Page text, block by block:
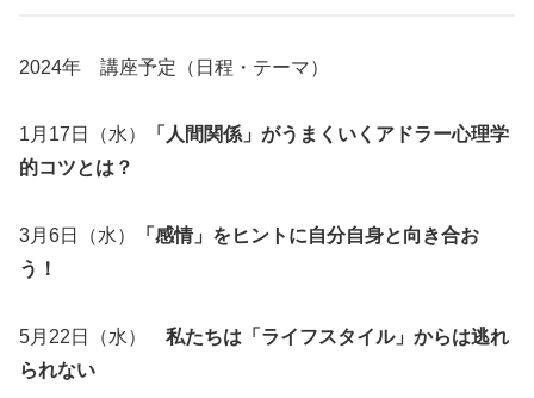
2024年 講座予定（日程・テーマ）
1月17日（水）
「人間関係」がうまくいくアドラー心理学
的コツとは？
3月6日（水）
「感情」をヒントに自分自身と向き合お
う！
5月22日（水） 私たちは「ライフスタイル」からは逃れ
られない